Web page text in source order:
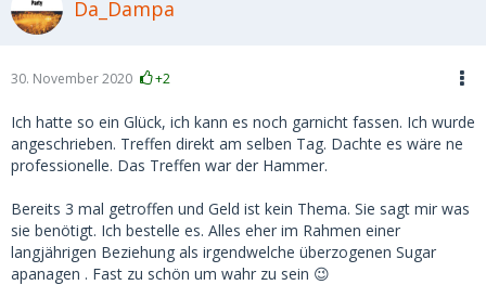
Da_Dampa
30. November 2020 +2
Ich hatte so ein Glück, ich kann es noch garnicht fassen. Ich wurde
angeschrieben. Treffen direkt am selben Tag. Dachte es wäre ne
professionelle. Das Treffen war der Hammer.
Bereits 3 mal getroffen und Geld ist kein Thema. Sie sagt mir was
sie benötigt. Ich bestelle es. Alles eher im Rahmen einer
langjährigen Beziehung als irgendwelche überzogenen Sugar
apanagen . Fast zu schön um wahr zu sein 😉